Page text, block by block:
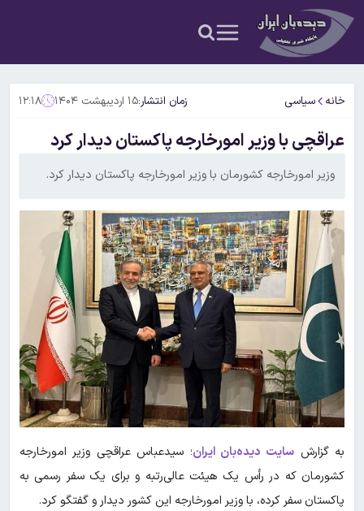
خانه سیاسی زمان انتشار:۱۵ اردیبهشت ۱۴۰۴ ۱۲:۱۸
عراقچی با وزیر امورخارجه پاکستان دیدار کرد
وزیر امورخارجه کشورمان با وزیر امورخارجه پاکستان دیدار کرد.
به گزارش سایت دیده‌بان ایران؛ سیدعباس عراقچی وزیر امورخارجه
کشورمان که در رأس یک هیئت عالی‌رتبه و برای یک سفر رسمی به
پاکستان سفر کرده، با وزیر امورخارجه این کشور دیدار و گفتگو کرد.